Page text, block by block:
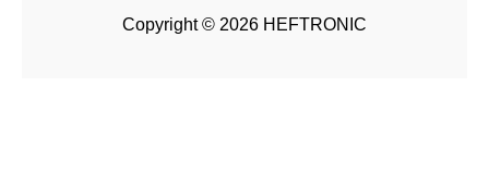
Copyright © 2026 HEFTRONIC